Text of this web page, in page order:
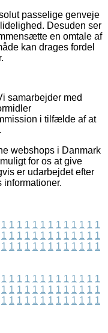
passelige genveje
Desuden ser
en omtale af
kan drages fordel
samarbejder med
i tilfælde af at
webshops i Danmark
for os at give
er udarbejdet efter
informationer.
1 1 1 1 1 1 1 1 1 1 1 1 1
1 1 1 1 1 1 1 1 1 1 1 1 1
1 1 1 1 1 1 1 1 1 1 1 1 1
1 1 1 1 1 1 1 1 1 1 1 1 1
1 1 1 1 1 1 1 1 1 1 1 1 1
1 1 1 1 1 1 1 1 1 1 1 1 1